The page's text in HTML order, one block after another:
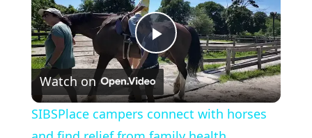
Play
Video
Watch on
SIBSPlace campers connect with horses